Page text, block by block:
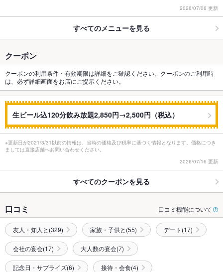
2026/07/06 更新
すべてのメニューを見る
クーポン
クーポンの利用条件・有効期限は詳細をご確認ください。クーポンのご利用時
は、必ず詳細画面をお店にご提示ください。
生ビール込120分飲み放題2,850円→2,500円（税込）
※更新日が2021/3/31以前の情報は、当時の価格及び税率に基づく情報となります。価格につき
ましては直接店舗へお問い合わせください。
2026/07/16 更新
すべてのクーポンを見る
口コミ 口コミ機能について
友人・知人と(329) 家族・子供と(55) デート(17)
会社の宴会(17) 大人数の宴会(7)
記念日・サプライズ(6) 接待・会食(4)